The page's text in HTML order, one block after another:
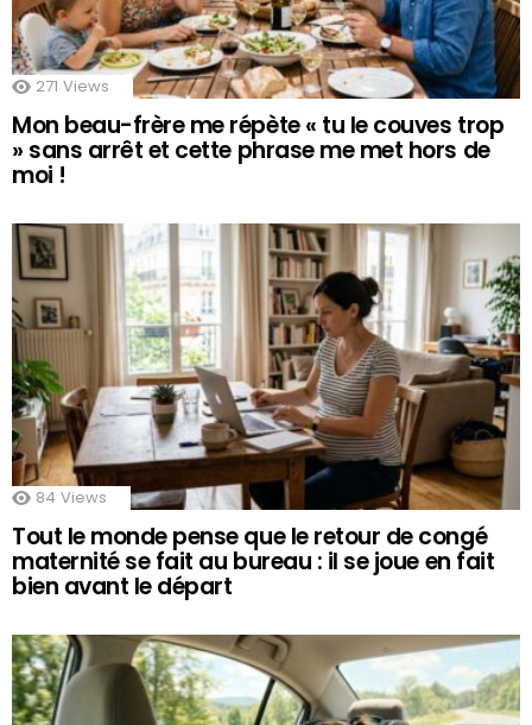
271 Views
Mon beau-frère me répète « tu le couves trop
» sans arrêt et cette phrase me met hors de
moi !
84 Views
Tout le monde pense que le retour de congé
maternité se fait au bureau : il se joue en fait
bien avant le départ